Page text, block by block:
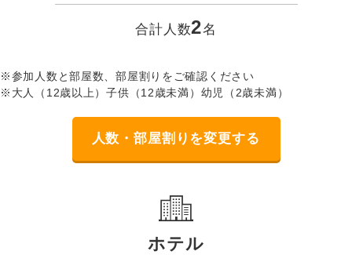
合計人数2名
※参加人数と部屋数、部屋割りをご確認ください
※大人（12歳以上）子供（12歳未満）幼児（2歳未満）
人数・部屋割りを変更する
ホテル